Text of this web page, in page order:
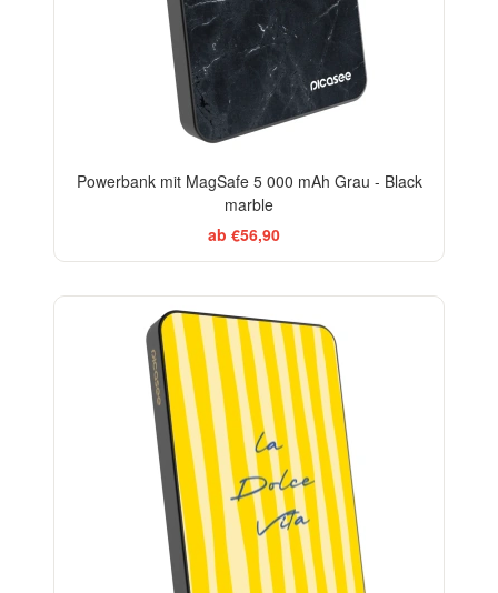
Powerbank mit MagSafe 5 000 mAh Grau - Black
marble
ab €56,90